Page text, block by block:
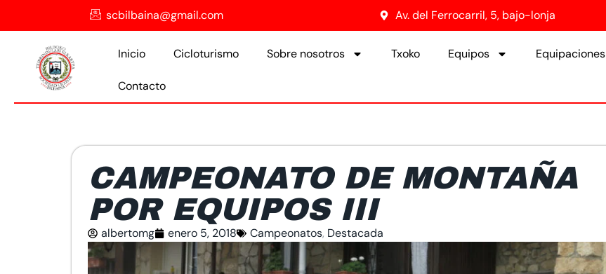
scbilbaina@gmail.com Av. del Ferrocarril, 5, bajo-lonja
Inicio Cicloturismo Sobre nosotros Txoko Equipos Equipaciones
Contacto
CAMPEONATO DE MONTAÑA
POR EQUIPOS III
albertomg enero 5, 2018 Campeonatos, Destacada